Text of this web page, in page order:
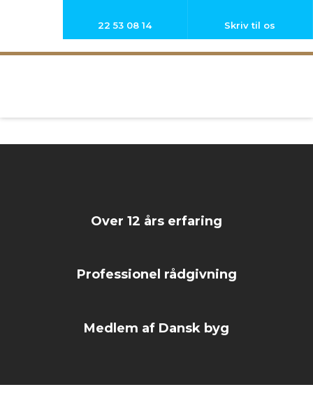
Over 12 års erfaring
Professionel rådgivning
Medlem af Dansk byg
22 53 08 14 Skriv til os